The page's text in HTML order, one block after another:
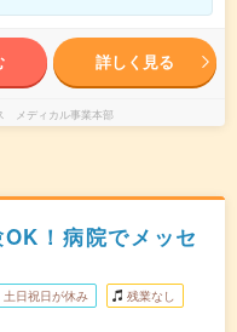
詳しく見る
メディカル事業本部
！病院でメッセ
土日祝日が休み 残業なし